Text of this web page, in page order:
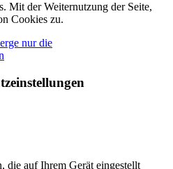
Mit der Weiternutzung der Seite,
Cookies zu.
nur die
die auf Ihrem Gerät eingestellt